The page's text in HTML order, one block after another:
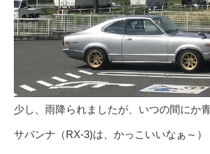
少し、雨降られましたが、いつの間にか
サバンナ（RX-3)は、かっこいいなぁ～）